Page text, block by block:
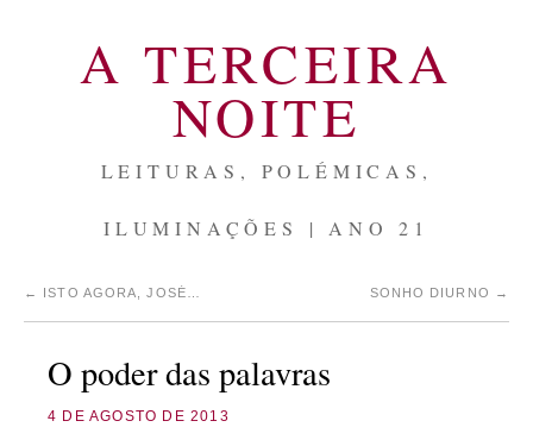
A TERCEIRA
NOITE
LEITURAS, POLÉMICAS,
ILUMINAÇÕES | ANO 21
← ISTO AGORA, JOSÉ… SONHO DIURNO →
O poder das palavras
4 DE AGOSTO DE 2013